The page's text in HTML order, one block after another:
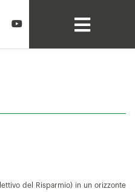
del Risparmio) in un orizzonte